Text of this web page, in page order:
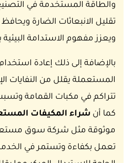
والطاقة المستخدمة في
تقليل الانبعاثات الضارة
ويعزز مفهوم الاستدامة البيئية
بالإضافة إلى ذلك إعادة
المستعملة يقلل من النفايات
تتراكم في مكبات القمامة وتسبب
كما أن شراء المكيفات
موثوقة مثل شركة سوق
تعمل بكفاءة وتستمر في